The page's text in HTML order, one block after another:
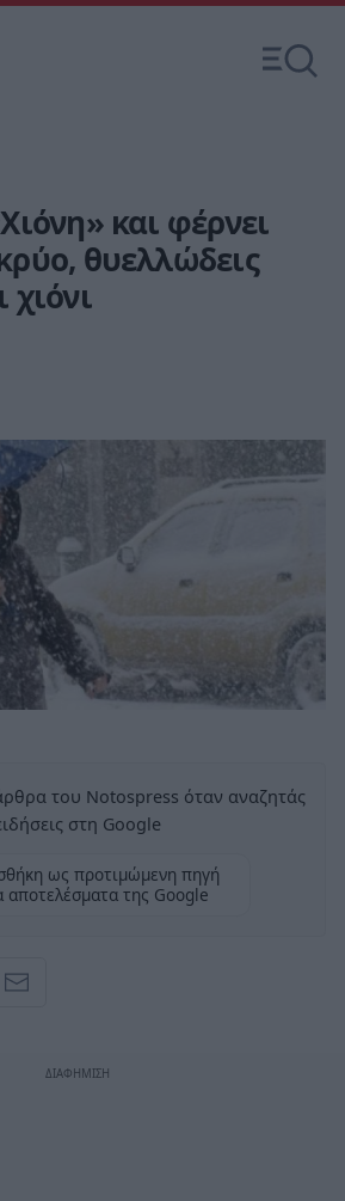
και φέρνει
θυελλώδεις
χιόνι
του Notospress όταν αναζητάς
στη Google
ως προτιμώμενη πηγή
αποτελέσματα της Google